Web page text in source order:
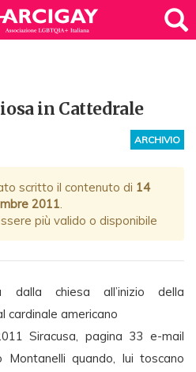
in Cattedrale
ARCHIVIO
scritto il contenuto di 14
2011.
più valido o disponibile
dalla chiesa all’inizio della
cardinale americano
Siracusa, pagina 33 e-mail
quando, lui toscano